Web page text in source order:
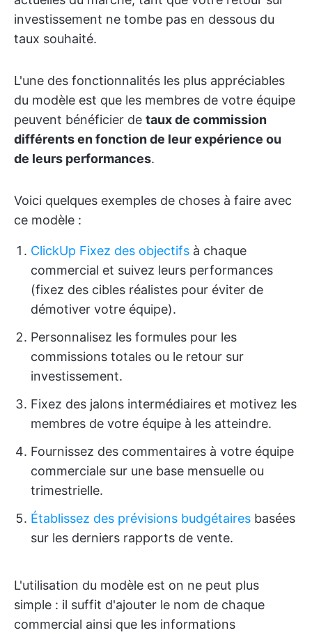
investissement ne tombe pas en dessous du
taux souhaité.
L'une des fonctionnalités les plus appréciables
du modèle est que les membres de votre équipe
peuvent bénéficier de taux de commission
différents en fonction de leur expérience ou
de leurs performances.
Voici quelques exemples de choses à faire avec
ce modèle :
ClickUp Fixez des objectifs à chaque
commercial et suivez leurs performances
(fixez des cibles réalistes pour éviter de
démotiver votre équipe).
Personnalisez les formules pour les
commissions totales ou le retour sur
investissement.
Fixez des jalons intermédiaires et motivez les
membres de votre équipe à les atteindre.
Fournissez des commentaires à votre équipe
commerciale sur une base mensuelle ou
trimestrielle.
Établissez des prévisions budgétaires basées
sur les derniers rapports de vente.
L'utilisation du modèle est on ne peut plus
simple : il suffit d'ajouter le nom de chaque
commercial ainsi que les informations